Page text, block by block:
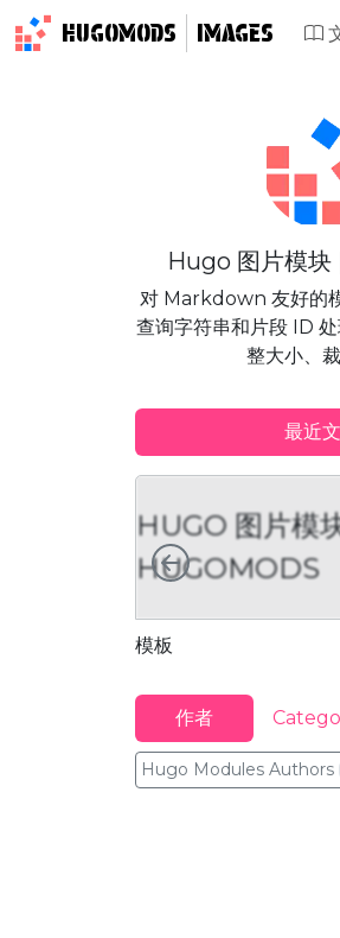
HUGOMODS IMAGES
Hugo 图片模
对 Markdown 友好的
查询字符串和片段 ID
整大小、裁
最近
HUGO 图片模
HUGOMODS
模板
向左
作者
Hugo Modules Authors